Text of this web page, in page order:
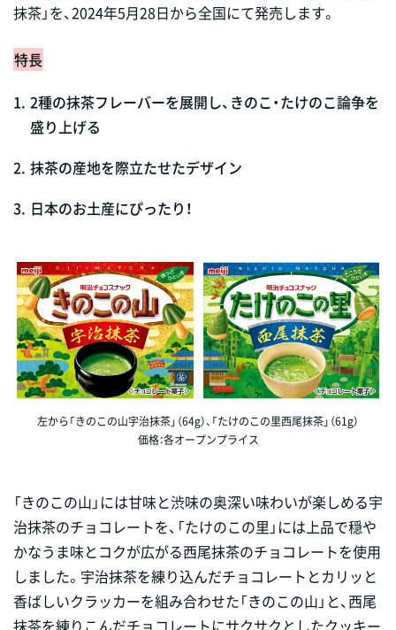
抹茶」を、2024年5月28日から全国にて発売します。
特長
1. 2種の抹茶フレーバーを展開し、きのこ・たけのこ論争を
盛り上げる
2. 抹茶の産地を際立たせたデザイン
3. 日本のお土産にぴったり！
左から「きのこの山宇治抹茶」（64g）、「たけのこの里西尾抹茶」（61g）
価格：各オープンプライス
「きのこの山」には甘味と渋味の奥深い味わいが楽しめる宇
治抹茶のチョコレートを、「たけのこの里」には上品で穏や
かなうま味とコクが広がる西尾抹茶のチョコレートを使用
しました。宇治抹茶を練り込んだチョコレートとカリッと
香ばしいクラッカーを組み合わせた「きのこの山」と、西尾
抹茶を練りこんだチョコレートにサクサクとしたクッキー